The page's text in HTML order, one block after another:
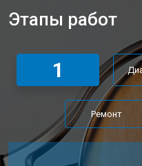
Этапы работ
1
Ремонт